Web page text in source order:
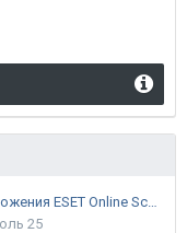
Новая версия бесплатного приложения ESET Online Scanner доступна пользователям
25